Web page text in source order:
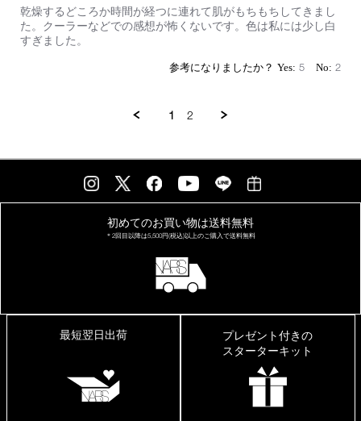
Review
by
on
26
review
stating
購
入
ら
乾燥するどころか時間が経つに連れて肌がもちもちしてきまし
た。クーラーなどでの感想が怖くないです。色は私には少し白
すぎました。
5 2
1 2
初めてのお買い物は送料無料
＊2回目以降は5,500円(税込)以上の ご購入で送料無料
最短翌日出荷
プレゼント付きの
スターターキット